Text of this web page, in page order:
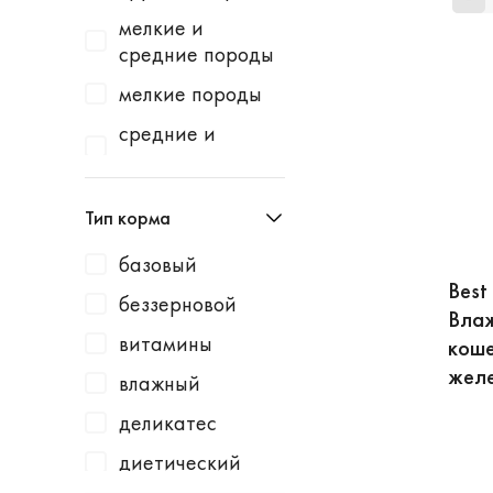
Homefish
Milbemax
Monge
N1
Neoterica
Organic Choice
Orijen
водоросли
говядина
говядина /
картофель
говядина /
клюква
курица
говядина /
малина
говядина /
мелкие и
средние породы
мелкие породы
средние и
Тип корма
базовый
беззерновой
витамины
влажный
деликатес
диетический